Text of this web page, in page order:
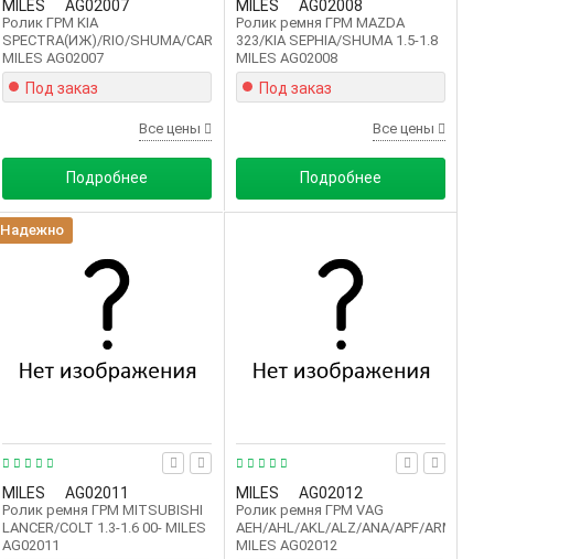
MILES AG02007
Ролик ГРМ KIA
SPECTRA(ИЖ)/RIO/SHUMA/CARENS
MILES AG02007
Под заказ
Все цены
Подробнее
MILES AG02008
Ролик ремня ГРМ MAZDA
323/KIA SEPHIA/SHUMA 1.5-1.8
MILES AG02008
Под заказ
Все цены
Подробнее
MILES AG02011
Ролик ремня ГРМ MITSUBISHI
LANCER/COLT 1.3-1.6 00- MILES
AG02011
Надежно
MILES AG02012
Ролик ремня ГРМ VAG
AEH/AHL/AKL/ALZ/ANA/APF/ARM/AVU/BGU/BSE/
MILES AG02012